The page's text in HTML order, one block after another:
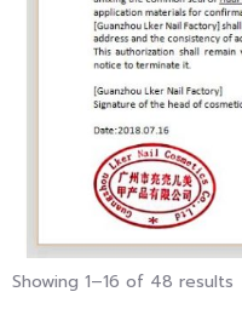
Showing 1–16 of 48 results